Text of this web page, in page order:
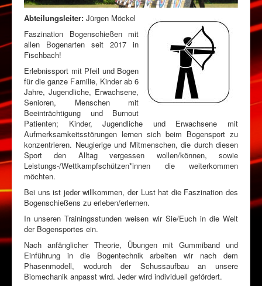
Abteilungsleiter: Jürgen Möckel
Faszination Bogenschießen mit
allen Bogenarten seit 2017 in
Fischbach!
Erlebnissport mit Pfeil und Bogen
für die ganze Familie, Kinder ab 6
Jahre, Jugendliche, Erwachsene,
Senioren, Menschen mit
Beeinträchtigung und Burnout
Patienten; Kinder, Jugendliche und Erwachsene mit
Aufmerksamkeitsstörungen lernen sich beim Bogensport zu
konzentrieren. Neugierige und Mitmenschen, die durch diesen
Sport den Alltag vergessen wollen/können, sowie
Leistungs-/Wettkampfschützen*innen die weiterkommen
möchten.
Bei uns ist jeder willkommen, der Lust hat die Faszination des
Bogenschießens zu erleben/erlernen.
In unseren Trainingsstunden weisen wir Sie/Euch in die Welt
der Bogensportes ein.
Nach anfänglicher Theorie, Übungen mit Gummiband und
Einführung in die Bogentechnik arbeiten wir nach dem
Phasenmodell, wodurch der Schussaufbau an unsere
Biomechanik anpasst wird. Jeder wird individuell gefördert.